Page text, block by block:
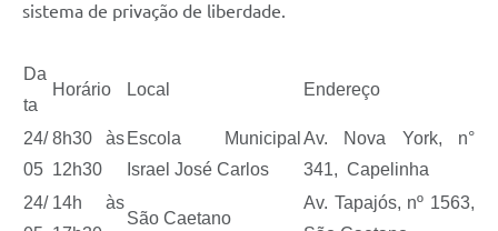
sistema de privação de liberdade.
Da
ta
Horário Local Endereço
24/
05
8h30 às
12h30
Escola Municipal
Israel José Carlos
Av. Nova York, n°
341, Capelinha
24/ 14h às
São Caetano
Av. Tapajós, nº 1563,